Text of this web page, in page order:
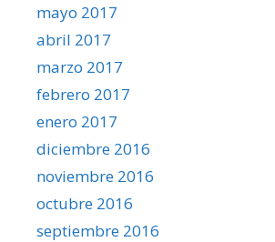
mayo 2017
abril 2017
marzo 2017
febrero 2017
enero 2017
diciembre 2016
noviembre 2016
octubre 2016
septiembre 2016